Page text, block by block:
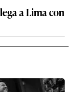
a Lima con